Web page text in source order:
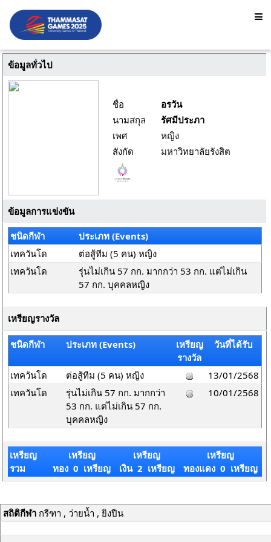
ข้อมูลทั่วไป
ชื่อ
อรวัน
นามสกุล
รัศมีประภา
เพศ
หญิง
สังกัด
มหาวิทยาลัยรังสิต
ข้อมูลการแข่งขัน
ชนิดกีฬา
ประเภท (Events)
เทควันโด
ต่อสู้ทีม (5 คน) หญิง
เทควันโด
รุ่นไม่เกิน 57 กก. มากกว่า 53 กก. แต่ไม่เกิน
57 กก. บุคคลหญิง
เหรียญรางวัล
ชนิดกีฬา ประเภท (Events)
เหรียญ
รางวัล
วันที่ได้รับ
เทควันโด ต่อสู้ทีม (5 คน) หญิง
13/01/2568
เทควันโด
รุ่นไม่เกิน 57 กก. มากกว่า
53 กก. แต่ไม่เกิน 57 กก.
บุคคลหญิง
10/01/2568
เหรียญ
รวม
เหรียญ
ทอง 0 เหรียญ
เหรียญ
เงิน 2 เหรียญ
เหรียญ
ทองแดง 0 เหรียญ
สถิติกีฬากรีฑา , ว่ายน้ำ , ยิงปืน